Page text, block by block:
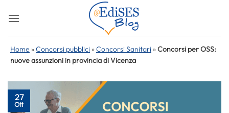
Home »Concorsi pubblici »Concorsi Sanitari »Concorsi per OSS:
nuove assunzioni in provincia di Vicenza
27
Ott